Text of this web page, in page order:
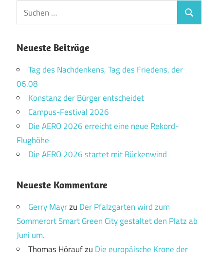
Suchen
nach:
Suchen
Neueste Beiträge
Tag des Nachdenkens, Tag des Friedens, der
06.08
Konstanz der Bürger entscheidet
Campus-Festival 2026
Die AERO 2026 erreicht eine neue Rekord-
Flughöhe
Die AERO 2026 startet mit Rückenwind
Neueste Kommentare
Gerry Mayrzu Der Pfalzgarten wird zum
Sommerort Smart Green City gestaltet den Platz ab
Juni um.
Thomas Höraufzu Die europäische Krone der